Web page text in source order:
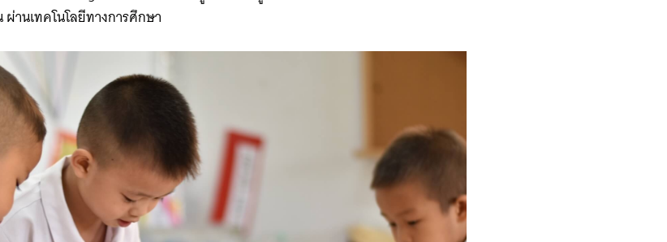
านเทคโนโลยีทางการศึกษา​